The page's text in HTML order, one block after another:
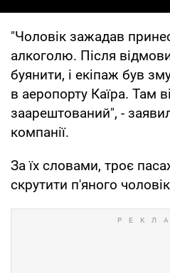
"Чоловік зажадав
алкоголю. Після
буянити, і екіпаж був
в аеропорту Каїра. Там
заарештований", -
компанії.
За їх словами, троє
скрутити п'яного